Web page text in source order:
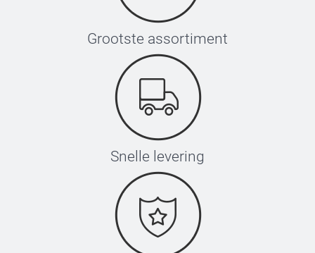
Grootste assortiment
Snelle levering